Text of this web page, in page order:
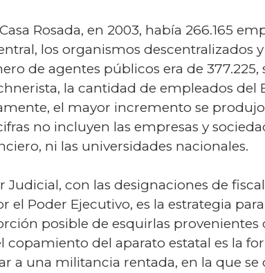
Rosada, en 2003, había 266.165
los organismos descentralizados
de agentes públicos era de
la cantidad de empleados del
el mayor incremento se
no incluyen las empresas y
ni las universidades nacionales.
con las designaciones de
el Poder Ejecutivo, es la estrategia
posible de esquirlas provenientes
del aparato estatal es la
a una militancia rentada, en la que se